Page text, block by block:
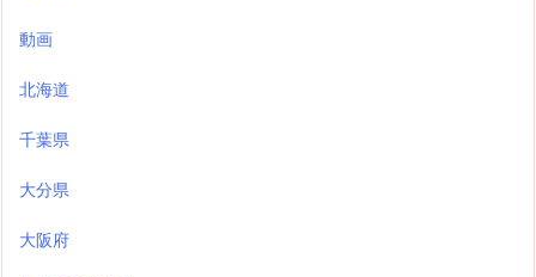
動画
北海道
千葉県
大分県
大阪府